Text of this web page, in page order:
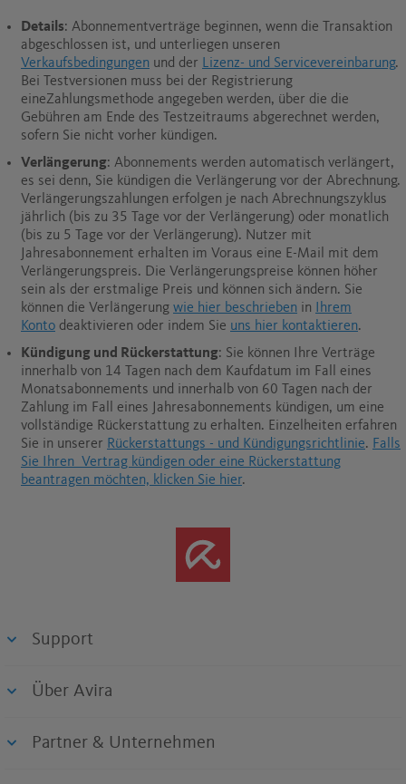
Details: Abonnementverträge beginnen, wenn die Transaktion
abgeschlossen ist, und unterliegen unseren
Verkaufsbedingungen und der Lizenz- und Servicevereinbarung.
Bei Testversionen muss bei der Registrierung
eineZahlungsmethode angegeben werden, über die die
Gebühren am Ende des Testzeitraums abgerechnet werden,
sofern Sie nicht vorher kündigen.
Verlängerung: Abonnements werden automatisch verlängert,
es sei denn, Sie kündigen die Verlängerung vor der Abrechnung.
Verlängerungszahlungen erfolgen je nach Abrechnungszyklus
jährlich (bis zu 35 Tage vor der Verlängerung) oder monatlich
(bis zu 5 Tage vor der Verlängerung). Nutzer mit
Jahresabonnement erhalten im Voraus eine E-Mail mit dem
Verlängerungspreis. Die Verlängerungspreise können höher
sein als der erstmalige Preis und können sich ändern. Sie
können die Verlängerung wie hier beschrieben in
Ihrem
Konto deaktivieren oder indem Sie uns hier kontaktieren.
Kündigung und Rückerstattung: Sie können Ihre Verträge
innerhalb von 14 Tagen nach dem Kaufdatum im Fall eines
Monatsabonnements und innerhalb von 60 Tagen nach der
Zahlung im Fall eines Jahresabonnements kündigen, um eine
vollständige Rückerstattung zu erhalten. Einzelheiten erfahren
Sie in unserer Rückerstattungs - und Kündigungsrichtlinie. Falls
Sie Ihren Vertrag kündigen oder eine Rückerstattung
beantragen möchten, klicken Sie hier.
Support
Über Avira
Partner & Unternehmen